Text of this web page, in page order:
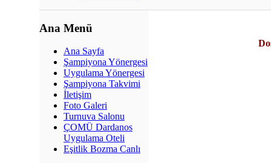
Ana Menü
Ana Sayfa
Şampiyona Yönergesi
Uygulama Yönergesi
Şampiyona Takvimi
İletişim
Foto Galeri
Turnuva Salonu
ÇOMÜ Dardanos
Uygulama Oteli
Eşitlik Bozma Canlı